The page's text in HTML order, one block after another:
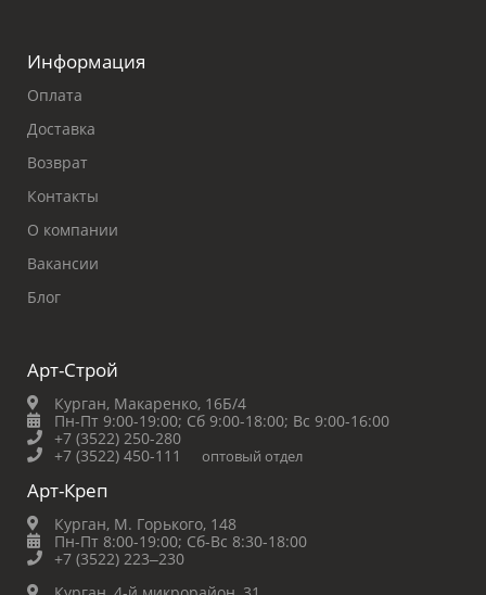
Информация
Оплата
Доставка
Возврат
Контакты
О компании
Вакансии
Блог
Арт-Строй
Курган, Макаренко, 16Б/4
Пн-Пт 9:00-19:00; Сб 9:00-18:00; Вс 9:00-16:00
+7 (3522) 250-280
+7 (3522) 450-111
оптовый отдел
Арт-Креп
Курган, М. Горького, 148
Пн-Пт 8:00-19:00; Сб-Вс 8:30-18:00
+7 (3522) 223‒230